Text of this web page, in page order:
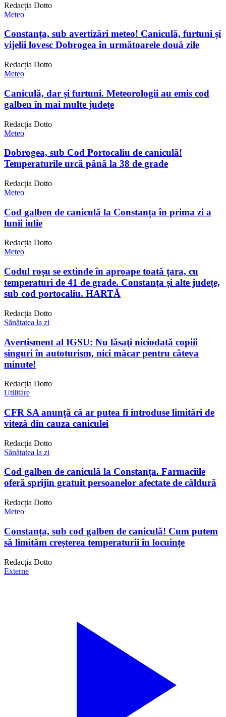
Redacția Dotto
Meteo
Constanța, sub avertizări meteo! Caniculă, furtuni și
vijelii lovesc Dobrogea în următoarele două zile
Redacția Dotto
Meteo
Caniculă, dar și furtuni. Meteorologii au emis cod
galben în mai multe județe
Redacția Dotto
Meteo
Dobrogea, sub Cod Portocaliu de caniculă!
Temperaturile urcă până la 38 de grade
Redacția Dotto
Meteo
Cod galben de caniculă la Constanța în prima zi a
lunii iulie
Redacția Dotto
Meteo
Codul roşu se extinde în aproape toată ţara, cu
temperaturi de 41 de grade. Constanța și alte județe,
sub cod portocaliu. HARTĂ
Redacția Dotto
Sănătatea la zi
Avertisment al IGSU: Nu lăsaţi niciodată copiii
singuri în autoturism, nici măcar pentru câteva
minute!
Redacția Dotto
Utilitare
CFR SA anunţă că ar putea fi introduse limitări de
viteză din cauza caniculei
Redacția Dotto
Sănătatea la zi
Cod galben de caniculă la Constanța. Farmaciile
oferă sprijin gratuit persoanelor afectate de căldură
Redacția Dotto
Meteo
Constanța, sub cod galben de caniculă! Cum putem
să limităm creșterea temperaturii în locuințe
Redacția Dotto
Externe